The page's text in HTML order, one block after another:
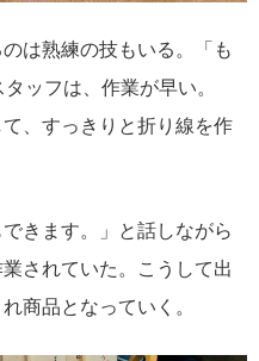
は熟練の技もいる。「も
ッフは、作業が早い。
、すっきりと折り線を作
きます。」と話しながら
されていた。こうして出
商品となっていく。